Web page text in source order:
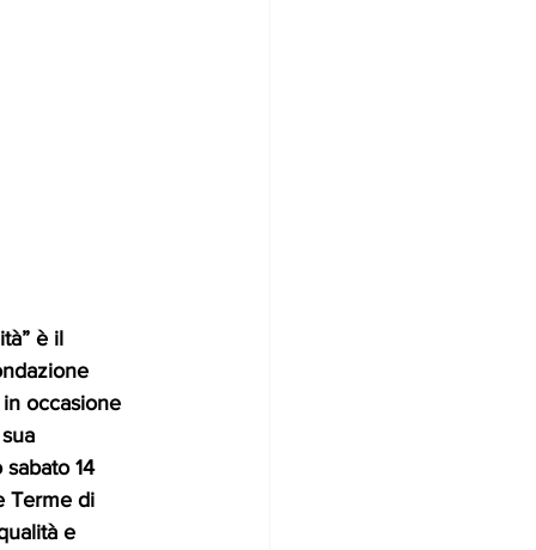
è il
in occasione
14
Terme di
e